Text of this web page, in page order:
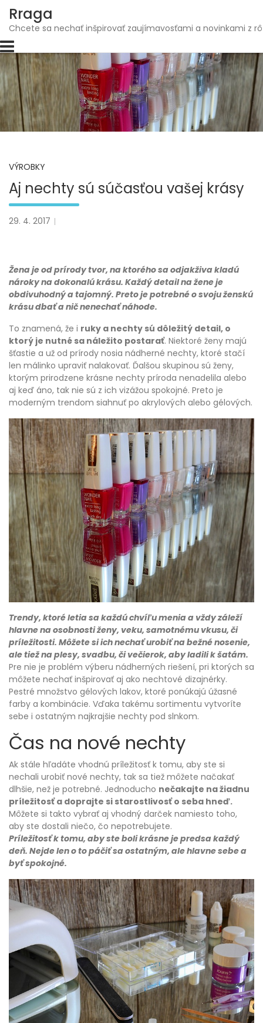
content
Rraga
Chcete sa nechať inšpirovať zaujímavosťami a novinkami z
VÝROBKY
Aj nechty sú súčasťou vašej krásy
29. 4. 2017
Žena je od prírody tvor, na ktorého sa odjakživa kladú
nároky na dokonalú krásu. Každý detail na žene je
obdivuhodný a tajomný. Preto je potrebné o svoju ženskú
krásu dbať a nič nenechať náhode.
To znamená, že i ruky a nechty sú dôležitý detail, o
ktorý je nutné sa náležito postarať. Niektoré ženy majú
šťastie a už od prírody nosia nádherné nechty, ktoré stačí
len málinko upraviť nalakovať. Ďalšou skupinou sú ženy,
ktorým prirodzene krásne nechty príroda nenadelila alebo
aj keď áno, tak nie sú z ich vizážou spokojné. Preto je
moderným trendom siahnuť po akrylových alebo gélových.
Trendy, ktoré letia sa každú chvíľu menia a vždy záleží
hlavne na osobnosti ženy, veku, samotnému vkusu, či
príležitosti. Môžete si ich nechať urobiť na bežné nosenie,
ale tiež na plesy, svadbu, či večierok, aby ladili k šatám.
Pre nie je problém výberu nádherných riešení, pri ktorých sa
môžete nechať inšpirovať aj ako nechtové dizajnérky.
Pestré množstvo gélových lakov, ktoré ponúkajú úžasné
farby a kombinácie. Vďaka takému sortimentu vytvoríte
sebe i ostatným najkrajšie nechty pod slnkom.
Čas na nové nechty
Ak stále hľadáte vhodnú príležitosť k tomu, aby ste si
nechali urobiť nové nechty, tak sa tiež môžete načakať
dlhšie, než je potrebné. Jednoducho nečakajte na žiadnu
príležitosť a doprajte si starostlivosť o seba hneď.
Môžete si takto vybrať aj vhodný darček namiesto toho,
aby ste dostali niečo, čo nepotrebujete.
Príležitosť k tomu, aby ste boli krásne je predsa každý
deň. Nejde len o to páčiť sa ostatným, ale hlavne sebe a
byť spokojné.